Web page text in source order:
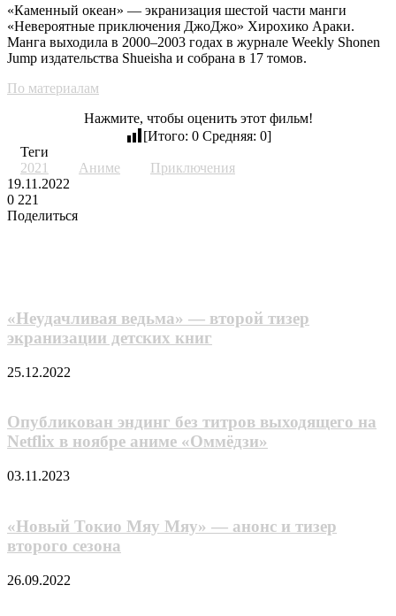
«Каменный океан» — экранизация шестой части манги
«Невероятные приключения ДжоДжо» Хирохико Араки.
Манга выходила в 2000–2003 годах в журнале Weekly Shonen
Jump издательства Shueisha и собрана в 17 томов.
По материалам
Нажмите, чтобы оценить этот фильм!
[Итого: 0Средняя: 0]
Теги
2021
Аниме
Приключения
19.11.2022
0 221
Поделиться
«Неудачливая ведьма» — второй тизер
экранизации детских книг
25.12.2022
Опубликован эндинг без титров выходящего на
Netflix в ноябре аниме «Oммёдзи»
03.11.2023
«Новый Токио Мяу Мяу» — анонс и тизер
второго сезона
26.09.2022